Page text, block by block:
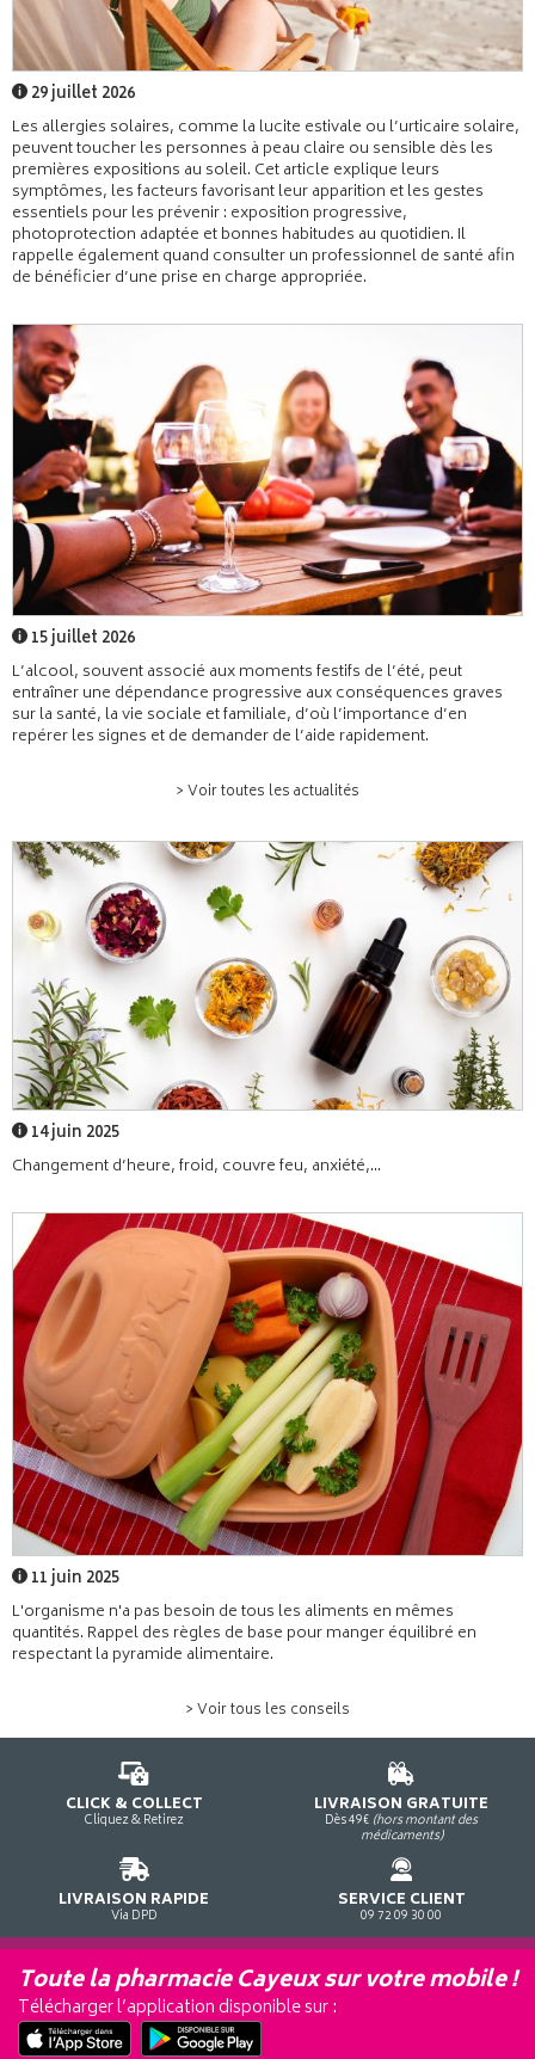
29 juillet 2026
Les allergies solaires, comme la lucite estivale ou l’urticaire solaire,
peuvent toucher les personnes à peau claire ou sensible dès les
premières expositions au soleil. Cet article explique leurs
symptômes, les facteurs favorisant leur apparition et les gestes
essentiels pour les prévenir : exposition progressive,
photoprotection adaptée et bonnes habitudes au quotidien. Il
rappelle également quand consulter un professionnel de santé afin
de bénéficier d’une prise en charge appropriée.
15 juillet 2026
L’alcool, souvent associé aux moments festifs de l’été, peut
entraîner une dépendance progressive aux conséquences graves
sur la santé, la vie sociale et familiale, d’où l’importance d’en
repérer les signes et de demander de l’aide rapidement.
> Voir toutes les actualités
14 juin 2025
Changement d’heure, froid, couvre feu, anxiété,...
11 juin 2025
L'organisme n'a pas besoin de tous les aliments en mêmes
quantités. Rappel des règles de base pour manger équilibré en
respectant la pyramide alimentaire.
> Voir tous les conseils
CLICK & COLLECT
Cliquez & Retirez
LIVRAISON GRATUITE
Dès 49€ (hors montant des
médicaments)
LIVRAISON RAPIDE
Via DPD
SERVICE CLIENT
09 72 09 30 00
Toute la pharmacie Cayeux sur votre mobile !
Télécharger l’application disponible sur :